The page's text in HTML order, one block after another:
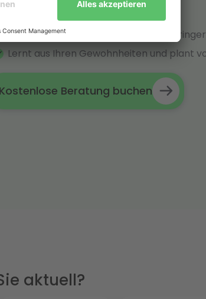
Perfekt abgestimmt auf Ihr System
Kein Aufwand – Mehr Effizienz und
Lernt aus Ihren Gewohnheiten und plant
Kostenlose Beratung buchen